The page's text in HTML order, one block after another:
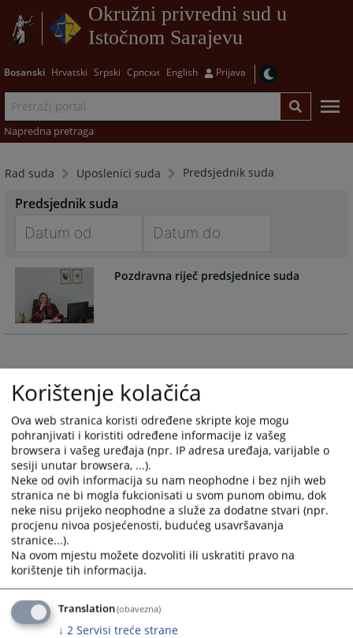
Okružni privredni sud u
Istočnom Sarajevu
Bosanski Hrvatski Srpski Српски English Prijava
Napredna pretraga
Rad suda Uposlenici suda Predsjednik suda
Predsjednik suda
forward
interact
with
select
a
date.
Press
the
question
mark
key
to
get
the
keyboard
shortcuts
for
forward
and
select
a
date.
Press
the
question
mark
key
get
the
keyboard
shortcuts
for
Pozdravna riječ predsjednice suda
Korištenje kolačića
Ova web stranica koristi određene skripte koje mogu
pohranjivati i koristiti određene informacije iz vašeg
browsera i vašeg uređaja (npr. IP adresa uređaja, varijable o
sesiji unutar browsera, ...).
Neke od ovih informacija su nam neophodne i bez njih web
stranica ne bi mogla fukcionisati u svom punom obimu, dok
neke nisu prijeko neophodne a služe za dodatne stvari (npr.
procjenu nivoa posjećenosti, budućeg usavršavanja
stranice...).
Na ovom mjestu možete dozvoliti ili uskratiti pravo na
korištenje tih informacija.
Translation(obavezna)
↓ 2 Servisi treće strane